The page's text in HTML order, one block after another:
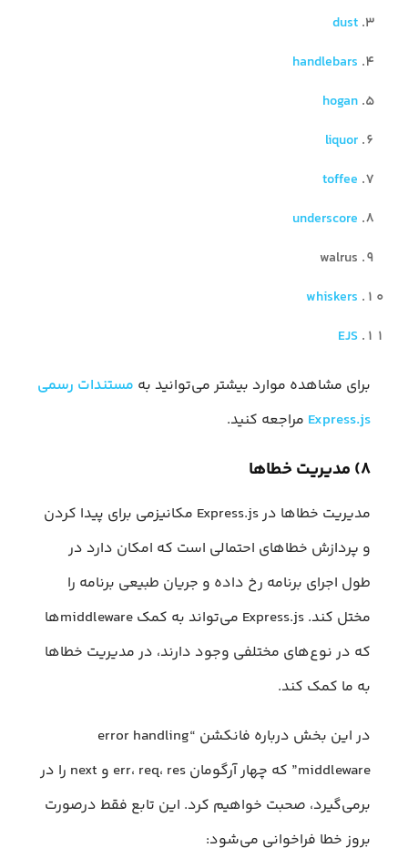
dust
handlebars
hogan
liquor
toffee
underscore
walrus
whiskers
EJS
برای مشاهده موارد بیشتر می‌توانید به مستندات رسمی
Express.js مراجعه کنید.
۸) مدیریت خطاها
مدیریت خطاها در Express.js مکانیزمی برای پیدا کردن
و پردازش خطاهای احتمالی است که امکان دارد در
طول اجرای برنامه رخ داده و جریان طبیعی برنامه را
مختل کند. Express.js می‌تواند به کمک middlewareها
که در نوع‌های مختلفی وجود دارند، در مدیریت خطاها
به ما کمک کند.
در این بخش درباره فانکشن “error handling
middleware” که چهار آرگومان err، req، res و next را در
برمی‌گیرد، صحبت خواهیم کرد. این تابع فقط درصورت
بروز خطا فراخوانی می‌شود: